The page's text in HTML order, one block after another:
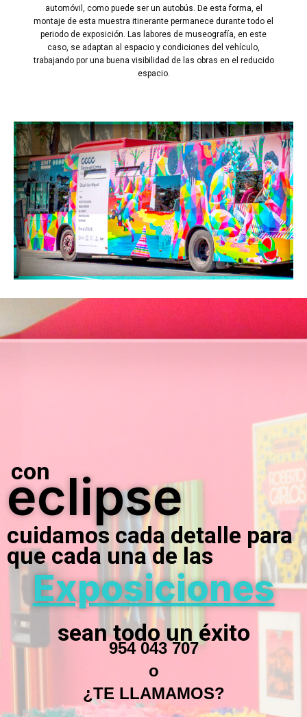
automóvil, como puede ser un autobús. De esta forma, el
montaje de esta muestra itinerante permanece durante todo el
periodo de exposición. Las labores de museografía, en este
caso, se adaptan al espacio y condiciones del vehículo,
trabajando por una buena visibilidad de las obras en el reducido
espacio.
con
eclipse
cuidamos cada detalle para
que cada una de las
Exposiciones
sean todo un éxito
954 043 707
o
¿TE LLAMAMOS?